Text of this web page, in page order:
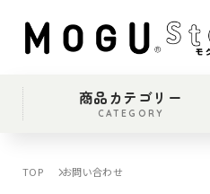
商品カテゴリー
CATEGORY
TOP お問い合わせ